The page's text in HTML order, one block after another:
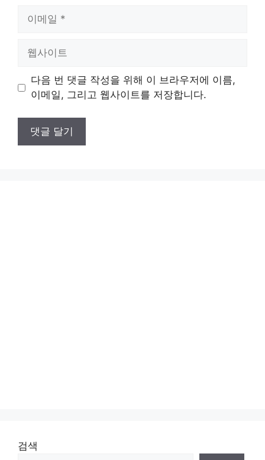
트
다음 번 댓글 작성을 위해 이 브라우저에 이름,
이메일, 그리고 웹사이트를 저장합니다.
검색